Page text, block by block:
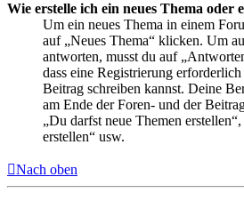
Wie erstelle ich ein neues Thema oder
Um ein neues Thema in einem
auf „Neues Thema“ klicken. Um
antworten, musst du auf
dass eine Registrierung
Beitrag schreiben kannst. Deine
am Ende der Foren- und der
„Du darfst neue Themen
erstellen“ usw.
Nach oben